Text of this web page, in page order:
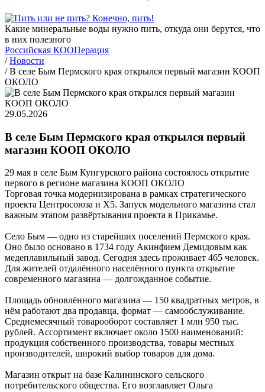
Какие минеральные воды нужно пить, откуда они берутся, что
в них полезного
Российская КООПерация
/ Новости
/ В селе Бым Пермского края открылся первый магазин КООП
ОКОЛО
29.05.2026
В селе Бым Пермского края открылся первый
магазин КООП ОКОЛО
29 мая в селе Бым Кунгурского района состоялось открытие
первого в регионе магазина КООП ОКОЛО
Торговая точка модернизирована в рамках стратегического
проекта Центросоюза и Х5. Запуск модельного магазина стал
важным этапом развёртывания проекта в Прикамье.
Село Бым — одно из старейших поселений Пермского края.
Оно было основано в 1734 году Акинфием Демидовым как
медеплавильный завод. Сегодня здесь проживает 465 человек.
Для жителей отдалённого населённого пункта открытие
современного магазина — долгожданное событие.
Площадь обновлённого магазина — 150 квадратных метров, в
нём работают два продавца, формат — самообслуживание.
Среднемесячный товарооборот составляет 1 млн 950 тыс.
рублей. Ассортимент включает около 1500 наименований:
продукция собственного производства, товары местных
производителей, широкий выбор товаров для дома.
Магазин открыт на базе Калининского сельского
потребительского общества. Его возглавляет Ольга